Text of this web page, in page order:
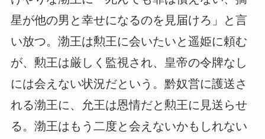
星が他の男と幸せになるのを見届けろ」と言
い放つ。渤王は勲王に会いたいと遥姫に頼む
が、勲王は厳しく監視され、皇帝の令牌なし
には会えない状況だという。黔奴営に護送さ
れる渤王に、允王は恩情だと勲王に見送らせ
る。渤王はもう二度と会えないかもしれない